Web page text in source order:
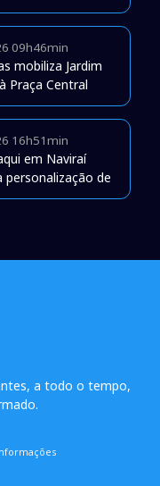
09h46min
mobiliza Jardim
Praça Central
16h51min
em Naviraí
de
a todo o tempo,